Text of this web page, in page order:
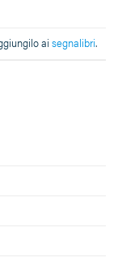
ai segnalibri.